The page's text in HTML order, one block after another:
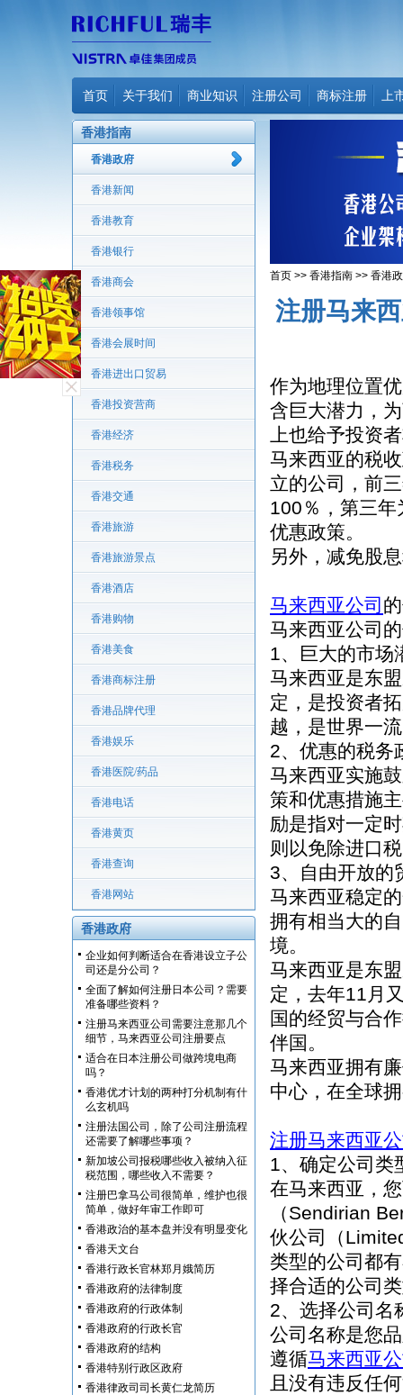
首页 关于我们 商业知识 注册公司 商标注册 上
香港指南
香港政府
香港新闻
香港教育
香港银行
香港商会
香港领事馆
香港会展时间
香港进出口贸易
香港投资营商
香港经济
香港税务
香港交通
香港旅游
香港旅游景点
香港酒店
香港购物
香港美食
香港商标注册
香港品牌代理
香港娱乐
香港医院/药品
香港电话
香港黄页
香港查询
香港网站
香港政府
企业如何判断适合在香港设立子公
司还是分公司？
全面了解如何注册日本公司？需要
准备哪些资料？
注册马来西亚公司需要注意那几个
细节，马来西亚公司注册要点
适合在日本注册公司做跨境电商
吗？
香港优才计划的两种打分机制有什
么玄机吗
注册法国公司，除了公司注册流程
还需要了解哪些事项？
新加坡公司报税哪些收入被纳入征
税范围，哪些收入不需要？
注册巴拿马公司很简单，维护也很
简单，做好年审工作即可
香港政治的基本盘并没有明显变化
香港天文台
香港行政长官林郑月娥简历
香港政府的法律制度
香港政府的行政体制
香港政府的行政长官
香港政府的结构
香港特别行政区政府
香港律政司司长黄仁龙简历
首页 >> 香港指南 >> 香港
注册马来
作为地理位置
含巨大潜力，
上也给予投资
马来西亚的税
立的公司，前
100％，第三
优惠政策。
另外，减免股
马来西亚公司
马来西亚公司
1、巨大的市场
马来西亚是东
定，是投资者
越，是世界一
2、优惠的税务
马来西亚实施
策和优惠措施
励是指对一定
则以免除进口
3、自由开放的
马来西亚稳定
拥有相当大的
境。
马来西亚是东
定，去年11月
国的经贸与合
伴国。
马来西亚拥有
中心，在全球
注册马来西亚
1、确定公司类
在马来西亚，
（Sendirian
伙公司（
类型的公司都
择合适的公司
2、选择公司名
公司名称是您
遵循马来西亚
且没有违反任